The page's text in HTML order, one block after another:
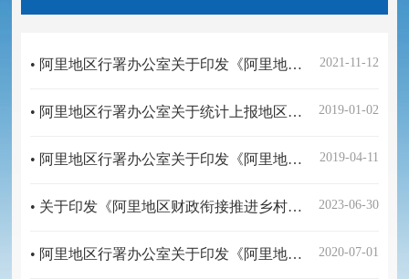
2021-11-12
• 阿里地区行署办公室关于印发《阿里地区关于实施“三线一单”生态环境分区管控的意见》的通知
2019-01-02
• 阿里地区行署办公室关于统计上报地区干部职工重庆安置经济适用房申购人员情况的通知
2019-04-11
• 阿里地区行署办公室关于印发《阿里地区2019年脱贫攻坚统筹整合财政涉农资金管理办法》的通知
2023-06-30
• 关于印发《阿里地区财政衔接推进乡村振兴补助资金管理实施细则》的通知
2020-07-01
• 阿里地区行署办公室关于印发《阿里地区高校毕业生就业规划（2020-2025年）》的通知